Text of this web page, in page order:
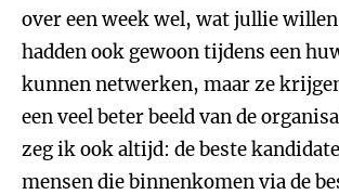
over een week wel, wat jullie
hadden ook gewoon tijdens een
kunnen netwerken, maar ze
een veel beter beeld van de
zeg ik ook altijd: de beste
mensen die binnenkomen via de